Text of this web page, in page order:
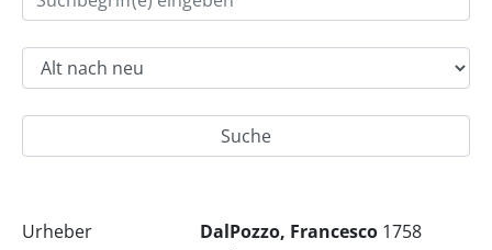
Urheber DalPozzo, Francesco 1758